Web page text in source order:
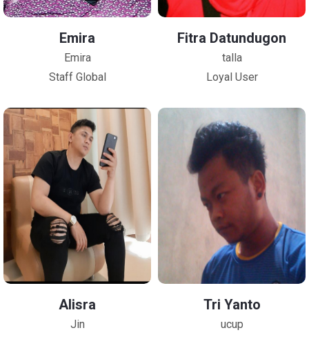
Emira
Emira
Staff Global
Fitra Datundugon
talla
Loyal User
Alisra
Jin
Tri Yanto
ucup